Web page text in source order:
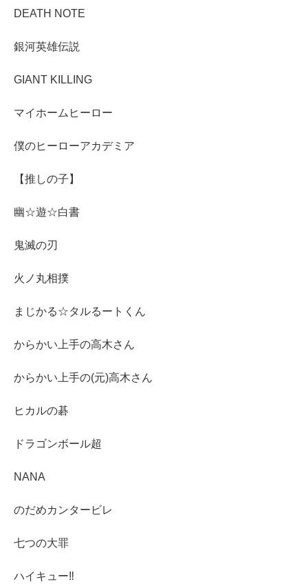
DEATH NOTE
銀河英雄伝説
GIANT KILLING
マイホームヒーロー
僕のヒーローアカデミア
【推しの子】
幽☆遊☆白書
鬼滅の刃
火ノ丸相撲
まじかる☆タルるートくん
からかい上手の高木さん
からかい上手の(元)高木さん
ヒカルの碁
ドラゴンボール超
NANA
のだめカンタービレ
七つの大罪
ハイキュー‼︎